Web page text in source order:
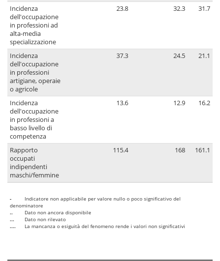
Incidenza
dell'occupazione
in professioni ad
alta-media
specializzazione
23.8 32.3 31.7
Incidenza
dell'occupazione
in professioni
artigiane, operaie
o agricole
37.3 24.5 21.1
Incidenza
dell'occupazione
in professioni a
basso livello di
competenza
13.6 12.9 16.2
Rapporto
occupati
indipendenti
maschi/femmine
115.4 168 161.1
-
Indicatore non applicabile per valore nullo o poco significativo del
denominatore
..
Dato non ancora disponibile
...
Dato non rilevato
....
La mancanza o esiguità del fenomeno rende i valori non significativi